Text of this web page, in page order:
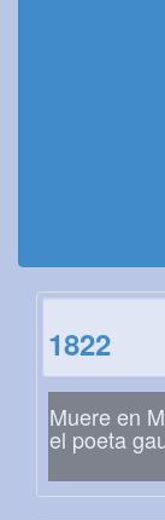
1822
Muere en
el poeta